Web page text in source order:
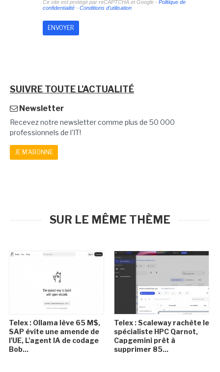
Ce site est protégé par reCAPTCHA et Google - Politique de
confidentialité- Conditions d'utilisation
SUIVRE TOUTE L'ACTUALITÉ
Newsletter
Recevez notre newsletter comme plus de 50 000
professionnels de l'IT!
JE M'ABONNE
SUR LE MÊME THÈME
Telex : Ollama lève 65 M$,
SAP évite une amende de
l'UE, L'agent IA de codage
Bob...
Telex : Scaleway rachète le
spécialiste HPC Qarnot,
Capgemini prêt à
supprimer 85...